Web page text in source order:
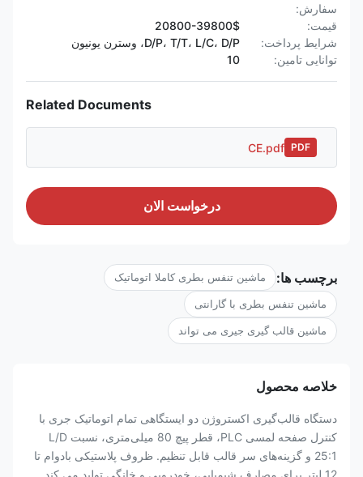
سفارش:
قیمت:
20800-39800$
شرایط پرداخت:
D/P، T/T، L/C، D/P، وسترن یونیون
توانایی تامین:
Related Documents
CE.pdf
درخواست الان
برچسب ها: ماشین تنفس بطری کاملا اتوماتیک
ماشین تنفس بطری با گارانتی
ماشین قالب گیری جیری می تواند
خلاصه محصول
دستگاه قالب‌گیری اکستروژن دو ایستگاهی تمام اتوماتیک جری با
کنترل صفحه لمسی PLC، قطر پیچ 80 میلی‌متری، نسبت L/D
25:1 و گزینه‌های سر قالب قابل تنظیم. ظروف پلاستیکی بادوام تا